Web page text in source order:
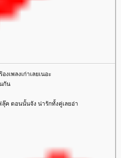
เพลงเก่าเลยเนอะ
กัน
ค ตอนนั้นจัง น่ารักทั้งคู่เลยอ่า